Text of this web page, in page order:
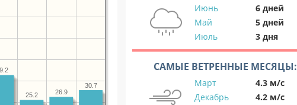
30.7
26.9
25.2
Июнь
6 дней
Май
5 дней
Июль
3 дня
САМЫЕ ВЕТРЕННЫЕ МЕСЯЦЫ:
Март
4.3 м/с
Декабрь
4.2 м/с